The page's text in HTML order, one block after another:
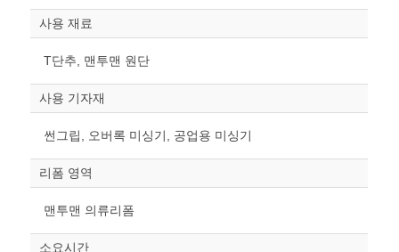
사용 재료
T단추, 맨투맨 원단
사용 기자재
썬그립, 오버록 미싱기, 공업용 미싱기
리폼 영역
맨투맨 의류리폼
소요시간